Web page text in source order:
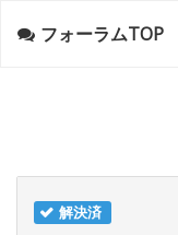
フォーラムTOP
解決済